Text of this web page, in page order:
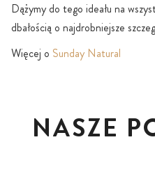
Dążymy do tego ideału na
dbałością o najdrobniejsze
Więcej o Sunday Natural
NASZE